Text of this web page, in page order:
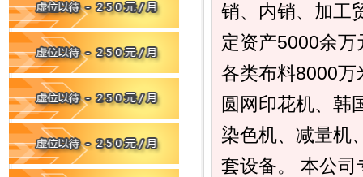
销、内销、加工
定资产5000余
各类布料8000万
圆网印花机、韩
染色机、减量机
套设备。 本公